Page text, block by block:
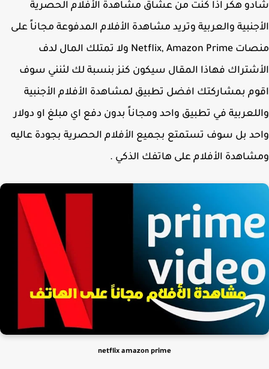
هكر اذا كنت من عشاق مشاهدة الأفلام الحصرية
والعربية وتريد مشاهدة الأفلام المدفوعة مجاناً على
منصات Netflix, Amazon Prime ولا تمتلك المال لدف
فهاذا المقال سيكون كنز بنسبة لك لئنني سوف
بمشاركتك افضل تطبيق لمشاهدة الأفلام الأجنبية
في تطبيق واحد ومجاناً بدون دفع اي مبلغ او دولار
بل سوف تستمتع بجميع الأفلام الحصرية بجودة عاليه
الأفلام على هاتفك الذكي .
netflix amazon prime